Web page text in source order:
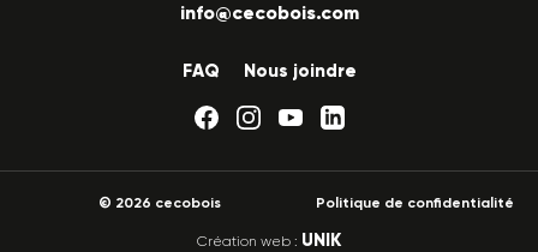
info@cecobois.com
FAQ Nous joindre
© 2026 cecobois Politique de confidentialité
Création web : UNIK